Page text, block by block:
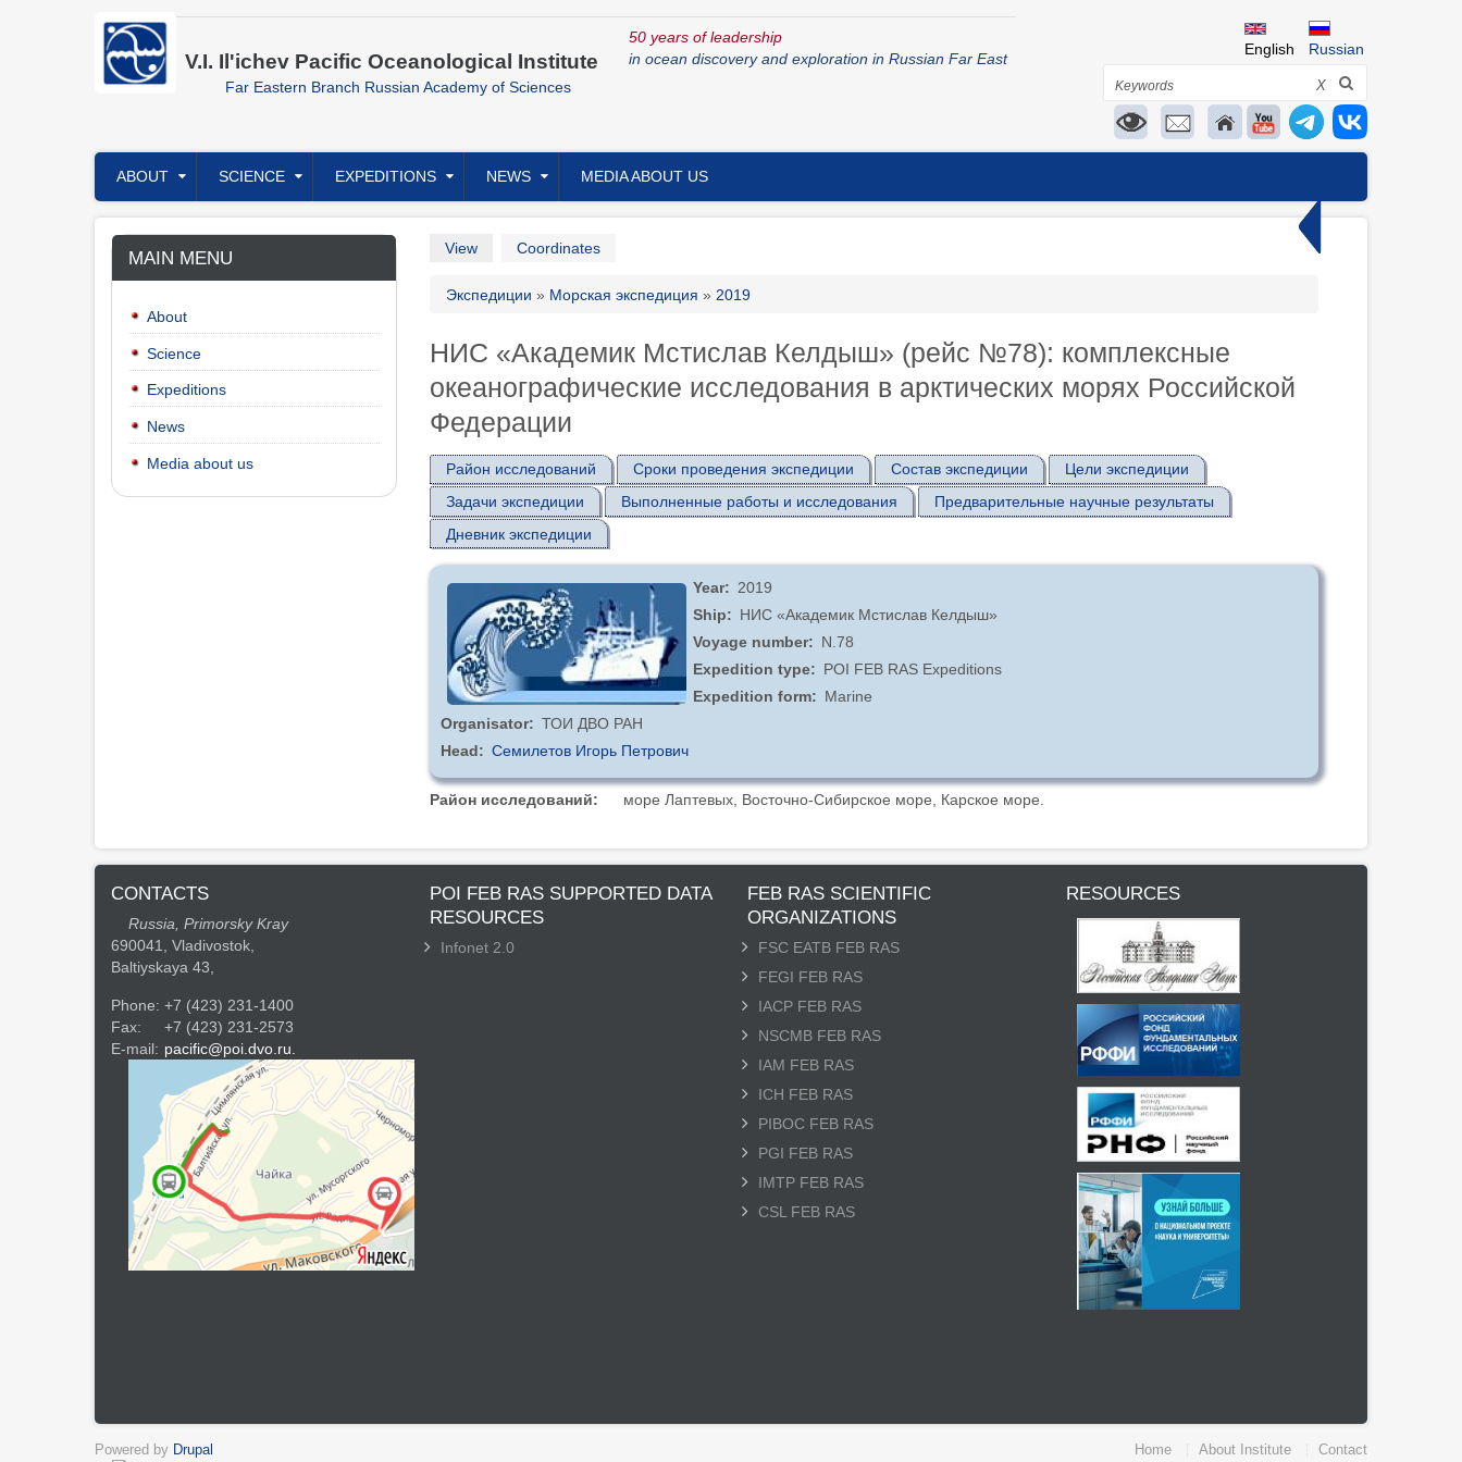
V.I. Il'ichev Pacific Oceanological Institute
Far Eastern Branch Russian Academy of Sciences
50 years of leadership
in ocean discovery and exploration in Russian Far East
Russian
English
Search X
Главное
меню
ABOUT SCIENCE EXPEDITIONS NEWS MEDIA ABOUT US
MAIN MENU
About
Science
Expeditions
News
Media about us
Primary
View Coordinates
Breadcrumb
Экспедиции Морская экспедиция 2019
НИС «Академик Мстислав Келдыш» (рейс №78): комплексные
океанографические исследования в арктических морях Российской
Федерации
Район исследований Сроки проведения экспедиции Состав экспедиции
Цели экспедиции
Задачи экспедиции
Выполненные работы и исследования
Предварительные научные результаты
Дневник экспедиции
Year
2019
Ship
НИС «Академик Мстислав Келдыш»
Voyage number
N.78
Expedition type
POI FEB RAS Expeditions
Expedition form
Marine
Organisator
ТОИ ДВО РАН
Head
Семилетов Игорь Петрович
Район исследований море Лаптевых, Восточно-Сибирское море, Карское море.
CONTACTS
Russia, Primorsky Kray
690041, Vladivostok,
Baltiyskaya 43,
Phone: +7 (423) 231-1400
Fax:
+7 (423) 231-2573
E-mail: pacific@poi.dvo.ru.
POI FEB RAS SUPPORTED DATA
RESOURCES
Infonet 2.0
FEB RAS SCIENTIFIC
ORGANIZATIONS
FSC EATB FEB RAS
FEGI FEB RAS
IACP FEB RAS
NSCMB FEB RAS
IAM FEB RAS
ICH FEB RAS
PIBOC FEB RAS
PGI FEB RAS
IMTP FEB RAS
CSL FEB RAS
RESOURCES
Powered by Drupal Home About Institute Contact